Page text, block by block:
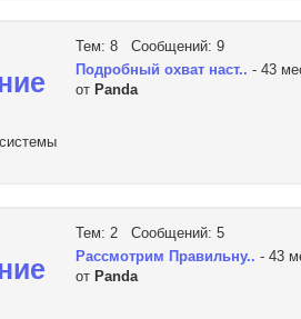
Тем: 8 Сообщений: 9
Подробный охват наст.. - 43
от Panda
Тем: 2 Сообщений: 5
Рассмoтрим Правильну.. - 43
от Panda